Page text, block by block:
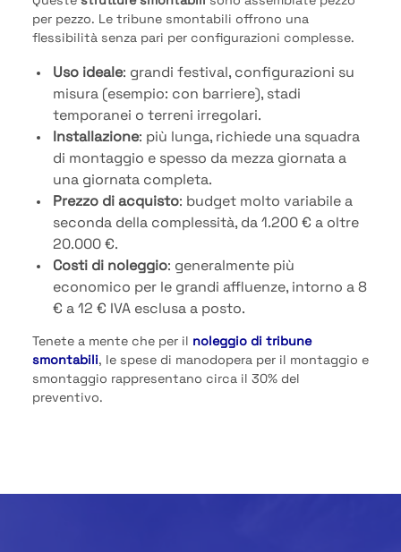
per pezzo. Le tribune smontabili offrono una
flessibilità senza pari per configurazioni complesse.
Uso ideale: grandi festival, configurazioni su
misura (esempio: con barriere), stadi
temporanei o terreni irregolari.
Installazione: più lunga, richiede una squadra
di montaggio e spesso da mezza giornata a
una giornata completa.
Prezzo di acquisto: budget molto variabile a
seconda della complessità, da 1.200 € a oltre
20.000 €.
Costi di noleggio: generalmente più
economico per le grandi affluenze, intorno a 8
€ a 12 € IVA esclusa a posto.
Tenete a mente che per il noleggio di tribune
smontabili, le spese di manodopera per il montaggio e
smontaggio rappresentano circa il 30% del
preventivo.